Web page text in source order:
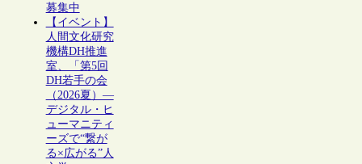
募集中
【イベント】
人間文化研究
機構DH推進
室、「第5回
DH若手の会
（2026夏）―
デジタル・ヒ
ューマニティ
ーズで“繋が
る×広がる”人